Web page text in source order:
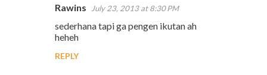
Rawins July 23, 2013 at 8:30 PM
sederhana tapi ga pengen ikutan ah
heheh
REPLY